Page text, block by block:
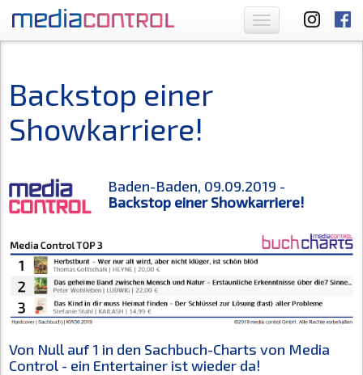
Toggle
navigation
Backstop einer
Showkarriere!
Baden-Baden, 09.09.2019 -
Backstop einer Showkarriere!
Von Null auf 1 in den Sachbuch-Charts von Media
Control - ein Entertainer ist wieder da!